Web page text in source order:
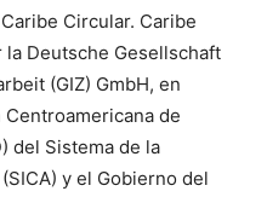
Circular. Caribe
Deutsche Gesellschaft
(GIZ) GmbH, en
de
del Sistema de la
y el Gobierno del